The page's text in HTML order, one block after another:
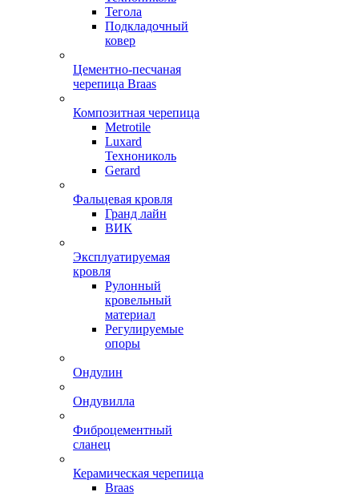
Тегола
Подкладочный
ковер
Цементно-песчаная
черепица Braas
Композитная черепица
Metrotile
Luxard
Технониколь
Gerard
Фальцевая кровля
Гранд лайн
ВИК
Эксплуатируемая
кровля
Рулонный
кровельный
материал
Регулируемые
опоры
Ондулин
Ондувилла
Фиброцементный
сланец
Керамическая черепица
Braas